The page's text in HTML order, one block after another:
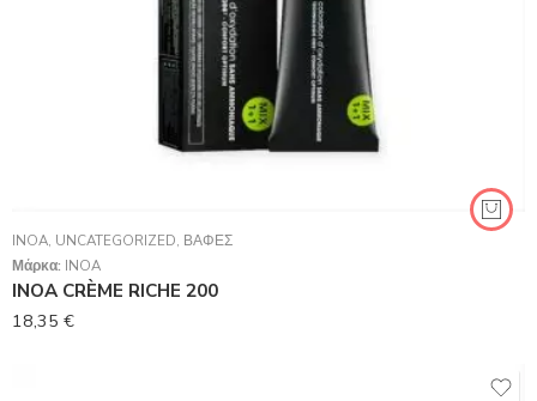
INOA, UNCATEGORIZED, ΒΑΦΈΣ
Μάρκα: INOA
INOA CRÈME RICHE 200
18,35 €